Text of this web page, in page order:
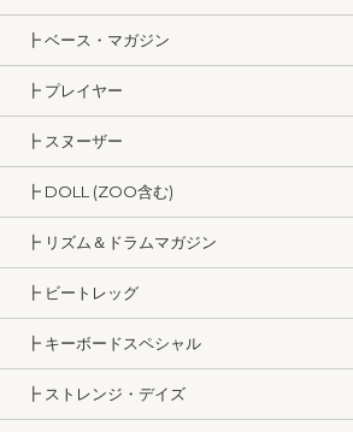
┣ ベース・マガジン
┣ プレイヤー
┣ スヌーザー
┣ DOLL (ZOO含む)
┣ リズム＆ドラムマガジン
┣ ビートレッグ
┣ キーボードスペシャル
┣ ストレンジ・デイズ